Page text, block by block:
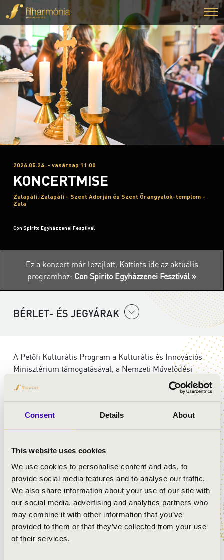
Consent Details About
This website uses cookies
We use cookies to personalise content and ads, to
provide social media features and to analyse our traffic.
We also share information about your use of our site with
our social media, advertising and analytics partners who
may combine it with other information that you’ve
provided to them or that they’ve collected from your use
of their services.
2026.05.24. - vasárnap 11:00
KONCERTMISE
Zalapáti, Zalapáti - Szent Adorján és Szent Őrangyalok-templom -
Zala
Con Spirito Egyházzenei Fesztivál
Ez a koncert már lezajlott. Kattints ide az aktuális
programhoz: Con Spirito Egyházzenei Fesztivál »
BÉRLET- ÉS JEGYÁRAK
A Petőfi Kulturális Program a Kulturális és Innovációs
Minisztérium támogatásával, a Nemzeti Művelődési
ELŐADÓK:
MŰSOR:
Wolfgang Amadeus Mozart: G-dúr mise, K. 140
Wolfgang Amadeus Mozart: Ave Verum Corpus, K. 618
Wolfgang Amadeus Mozart: Laudate Dominum, K. 339
Wolfgang Amadeus Mozart: Exultate Jubilate - Alleluja,